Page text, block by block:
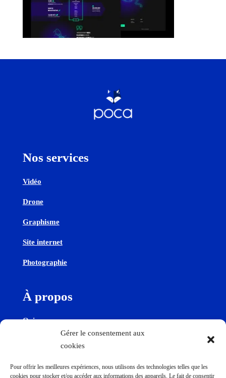
Gérer le consentement aux
cookies
Pour offrir les meilleures expériences, nous utilisons des technologies telles que les
cookies pour stocker et/ou accéder aux informations des appareils. Le fait de consentir
Nos services
Vidéo
Drone
Graphisme
Site internet
Photographie
À propos
Qui sommes-nous